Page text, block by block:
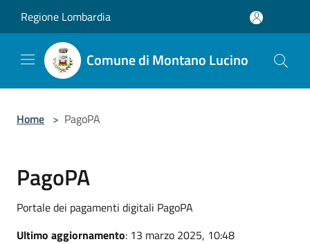
Regione Lombardia
Comune di Montano Lucino
Home > PagoPA
PagoPA
Portale dei pagamenti digitali PagoPA
Ultimo aggiornamento: 13 marzo 2025, 10:48